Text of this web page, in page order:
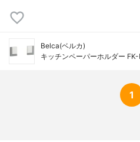
Belca(ベルカ)
キッチンペーパーホルダー
1